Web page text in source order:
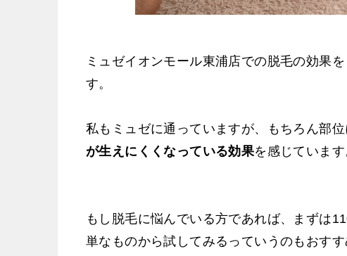
ミュゼイオンモール東浦店での脱毛の効果
す。
私もミュゼに通っていますが、もちろん部
が生えにくくなっている効果を感じています
もし脱毛に悩んでいる方であれば、まずは
単なものから試してみるっていうのもおすす